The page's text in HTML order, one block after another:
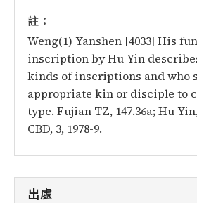
註：
Weng(1) Yanshen [4033] His
inscription by Hu Yin
kinds of inscriptions and who
appropriate kin or disciple to
type. Fujian TZ, 147.36a; Hu Yin,
CBD, 3, 1978-9.
出處